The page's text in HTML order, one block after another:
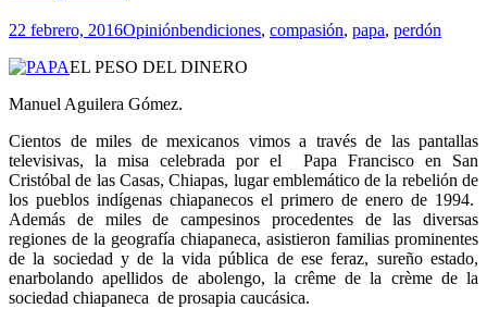
22 febrero, 2016Opiniónbendiciones, compasión, papa, perdón
EL PESO DEL DINERO
Manuel Aguilera Gómez.
Cientos de miles de mexicanos vimos a través de las pantallas
televisivas, la misa celebrada por el Papa Francisco en San
Cristóbal de las Casas, Chiapas, lugar emblemático de la rebelión de
los pueblos indígenas chiapanecos el primero de enero de 1994.
Además de miles de campesinos procedentes de las diversas
regiones de la geografía chiapaneca, asistieron familias prominentes
de la sociedad y de la vida pública de ese feraz, sureño estado,
enarbolando apellidos de abolengo, la crême de la crème de la
sociedad chiapaneca de prosapia caucásica.